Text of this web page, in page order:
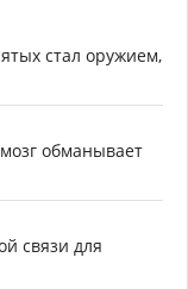
стал оружием,
обманывает
связи для